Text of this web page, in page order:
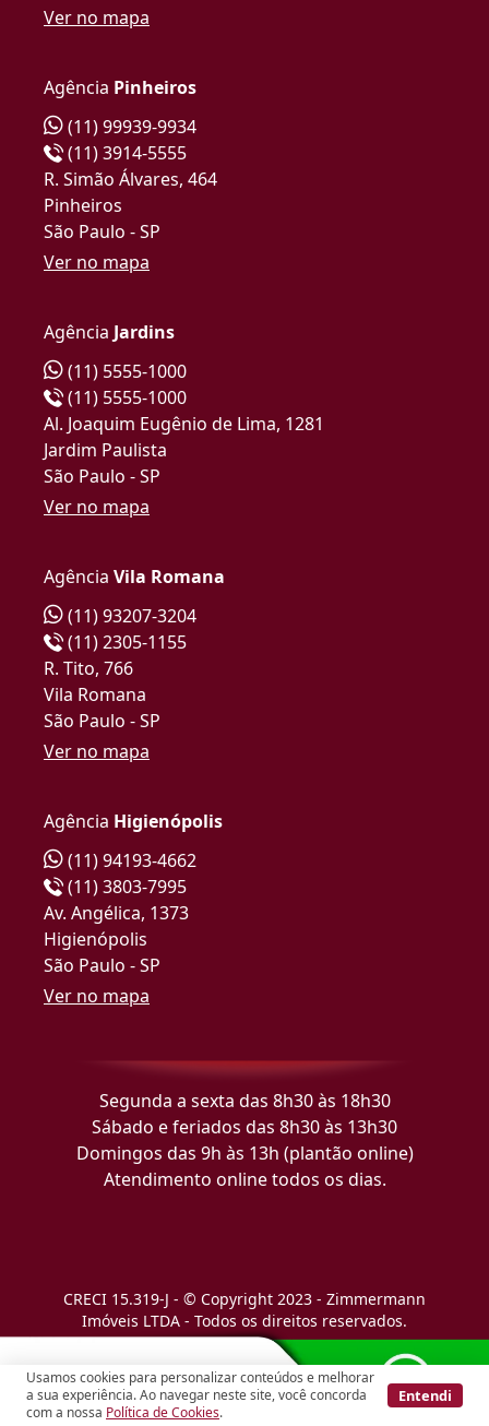
Usamos cookies para personalizar conteúdos e melhorar
a sua experiência. Ao navegar neste site, você concorda
com a nossa Política de Cookies.
Entendi
Ver no mapa
Agência Pinheiros
(11) 99939-9934
(11) 3914-5555
R. Simão Álvares, 464
Pinheiros
São Paulo - SP
Ver no mapa
Agência Jardins
(11) 5555-1000
(11) 5555-1000
Al. Joaquim Eugênio de Lima, 1281
Jardim Paulista
São Paulo - SP
Ver no mapa
Agência Vila Romana
(11) 93207-3204
(11) 2305-1155
R. Tito, 766
Vila Romana
São Paulo - SP
Ver no mapa
Agência Higienópolis
(11) 94193-4662
(11) 3803-7995
Av. Angélica, 1373
Higienópolis
São Paulo - SP
Ver no mapa
Segunda a sexta das 8h30 às 18h30
Sábado e feriados das 8h30 às 13h30
Domingos das 9h às 13h (plantão online)
Atendimento online todos os dias.
CRECI 15.319-J - © Copyright 2023 - Zimmermann
Imóveis LTDA - Todos os direitos reservados.